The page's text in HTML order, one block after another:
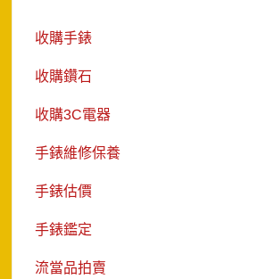
收購手錶
收購鑽石
收購3C電器
手錶維修保養
手錶估價
手錶鑑定
流當品拍賣